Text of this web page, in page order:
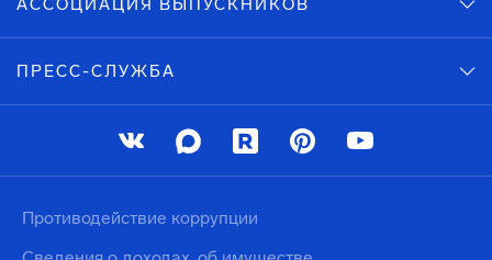
АССОЦИАЦИЯ ВЫПУСКНИКОВ
ПРЕСС-СЛУЖБА
Противодействие коррупции